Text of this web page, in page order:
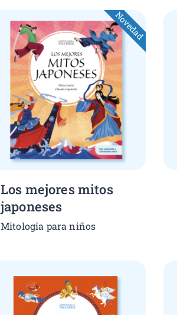
Novedad
Los mejores mitos
japoneses
Mitología para niños